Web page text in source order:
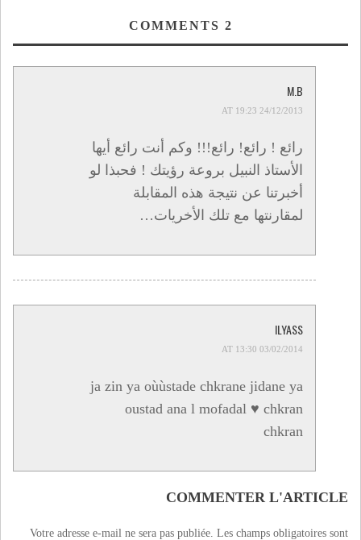
2
M.B
24/12/2013 AT 19:23
رائع ! رائع! رائع!!! وكم أنت رائع أيها
الأستاذ النبيل بروعة رؤيتك ! فحبذا لو
أخبرتنا عن نتيجة هذه المقابلة
لمقارنتها مع تلك الأخريات…
ILYASS
03/02/2014 AT 13:30
ja zin ya oùùstade chkrane jidane ya
oustad ana l mofadal ♥ chkran
chkran
COMMENTER L'ARTICLE
Votre adresse e-mail ne sera pas publiée. Les champs obligatoires sont